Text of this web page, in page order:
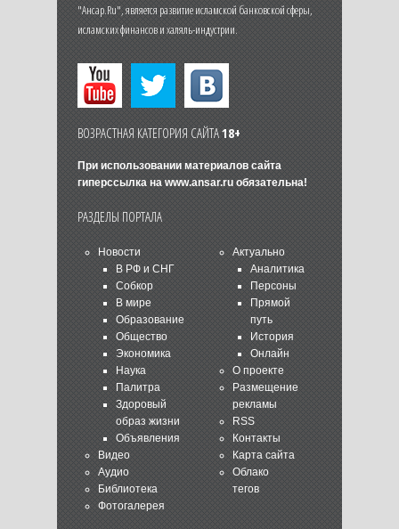
"Ансар.Ru", является развитие исламской банковской сферы,
исламских финансов и халяль-индустрии.
ВОЗРАСТНАЯ КАТЕГОРИЯ САЙТА18+
При использовании материалов сайта
гиперссылка на www.ansar.ruобязательна!
РАЗДЕЛЫ ПОРТАЛА
Новости
В РФ и СНГ
Собкор
В мире
Образование
Общество
Экономика
Наука
Палитра
Здоровый
образ жизни
Объявления
Видео
Аудио
Библиотека
Фотогалерея
Актуально
Аналитика
Персоны
Прямой
путь
История
Онлайн
О проекте
Размещение
рекламы
RSS
Контакты
Карта сайта
Облако
тегов